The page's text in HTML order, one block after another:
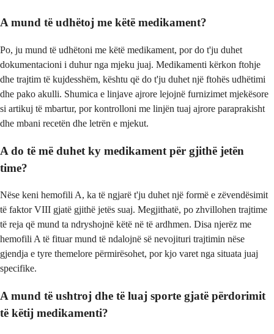
A mund të udhëtoj me këtë medikament?
Po, ju mund të udhëtoni me këtë medikament, por do t'ju duhet
dokumentacioni i duhur nga mjeku juaj. Medikamenti kërkon ftohje
dhe trajtim të kujdesshëm, kështu që do t'ju duhet një ftohës udhëtimi
dhe pako akulli. Shumica e linjave ajrore lejojnë furnizimet mjekësore
si artikuj të mbartur, por kontrolloni me linjën tuaj ajrore paraprakisht
dhe mbani recetën dhe letrën e mjekut.
A do të më duhet ky medikament për gjithë jetën
time?
Nëse keni hemofili A, ka të ngjarë t'ju duhet një formë e zëvendësimit
të faktor VIII gjatë gjithë jetës suaj. Megjithatë, po zhvillohen trajtime
të reja që mund ta ndryshojnë këtë në të ardhmen. Disa njerëz me
hemofili A të fituar mund të ndalojnë së nevojituri trajtimin nëse
gjendja e tyre themelore përmirësohet, por kjo varet nga situata juaj
specifike.
A mund të ushtroj dhe të luaj sporte gjatë përdorimit
të këtij medikamenti?